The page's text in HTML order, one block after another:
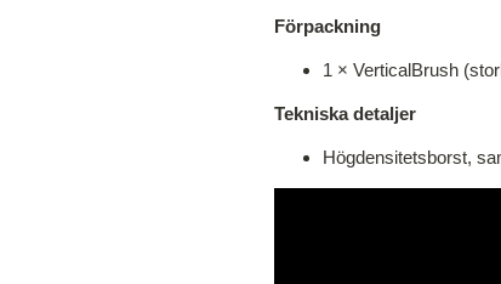
Förpackning
1 × VerticalBrush
Tekniska detaljer
Högdensitetsborst,